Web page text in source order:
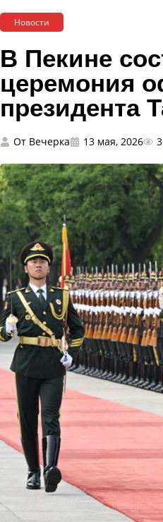
Новости
В Пекине
церемония
президента
От Вечерка 13 мая, 2026